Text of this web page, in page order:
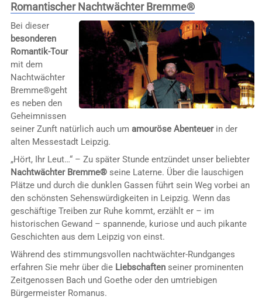
Romantischer Nachtwächter Bremme®
Bei dieser
besonderen
Romantik-Tour
mit dem
Nachtwächter
Bremme®geht
es neben den
Geheimnissen
seiner Zunft natürlich auch um amouröse Abenteuerin der
alten Messestadt Leipzig.
„Hört, Ihr Leut…“ – Zu später Stunde entzündet unser beliebter
Nachtwächter Bremme®seine Laterne. Über die lauschigen
Plätze und durch die dunklen Gassen führt sein Weg vorbei an
den schönsten Sehenswürdigkeiten in Leipzig. Wenn das
geschäftige Treiben zur Ruhe kommt, erzählt er – im
historischen Gewand – spannende, kuriose und auch pikante
Geschichten aus dem Leipzig von einst.
Während des stimmungsvollen nachtwächter-Rundganges
erfahren Sie mehr über die Liebschaftenseiner prominenten
Zeitgenossen Bach und Goethe oder den umtriebigen
Bürgermeister Romanus.